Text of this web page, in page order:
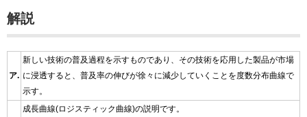
解説
ア.
新しい技術の普及過程を示すものであり、その技術を応用した製品が市場
に浸透すると、普及率の伸びが徐々に減少していくことを度数分布曲線で
示す。
成長曲線(ロジスティック曲線)の説明です。